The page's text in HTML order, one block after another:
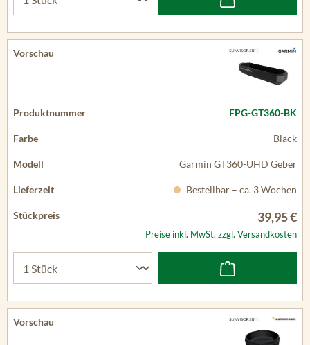
FPG-GT360-BK
Black
Garmin GT360-UHD Geber
Bestellbar – ca. 3 Wochen
39,95 €
Preise inkl. MwSt. zzgl. Versandkosten